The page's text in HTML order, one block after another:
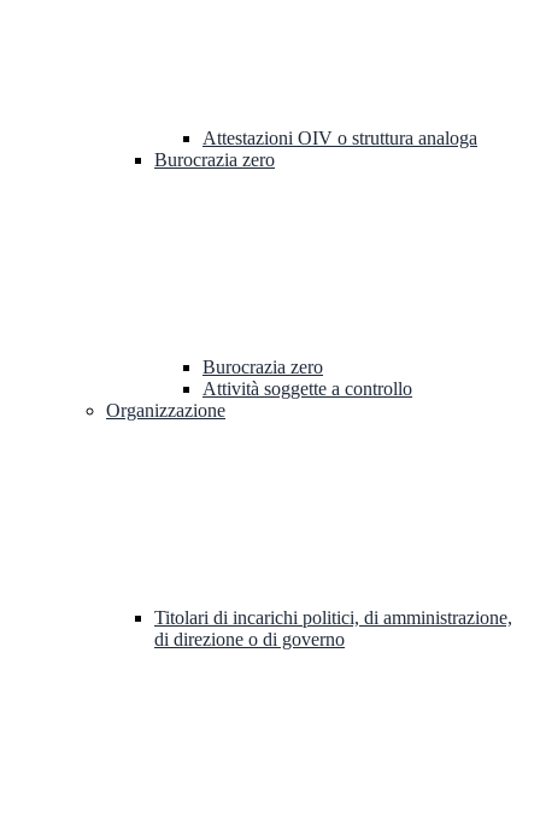
Attestazioni OIV o struttura analoga
Burocrazia zero
Burocrazia zero
Attività soggette a controllo
Organizzazione
Titolari di incarichi politici, di amministrazione,
di direzione o di governo